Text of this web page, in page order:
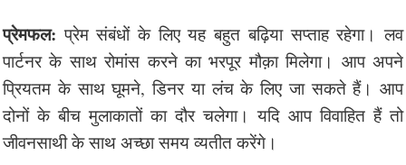
प्रेमफल: प्रेम संबंधों के लिए यह बहुत बढ़िया सप्ताह रहेगा। लव
पार्टनर के साथ रोमांस करने का भरपूर मौक़ा मिलेगा। आप अपने
प्रियतम के साथ घूमने, डिनर या लंच के लिए जा सकते हैं। आप
दोनों के बीच मुलाकातों का दौर चलेगा। यदि आप विवाहित हैं तो
जीवनसाथी के साथ अच्छा समय व्यतीत करेंगे।